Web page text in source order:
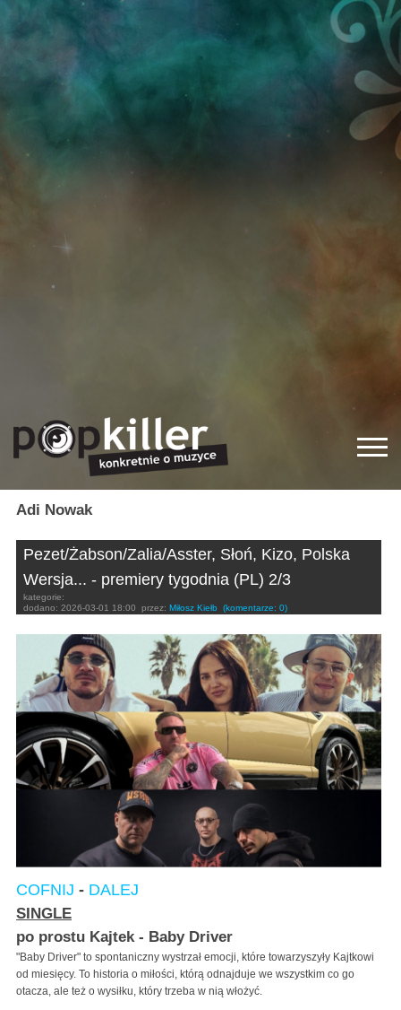
Adi Nowak
Pezet/Żabson/Zalia/Asster, Słoń, Kizo, Polska
Wersja... - premiery tygodnia (PL) 2/3
kategorie:
dodano: 2026-03-01 18:00 przez: Miłosz Kiełb (komentarze: 0)
COFNIJ - DALEJ
SINGLE
po prostu Kajtek - Baby Driver
"Baby Driver" to spontaniczny wystrzał emocji, które towarzyszyły Kajtkowi
od miesięcy. To historia o miłości, którą odnajduje we wszystkim co go
otacza, ale też o wysiłku, który trzeba w nią włożyć.